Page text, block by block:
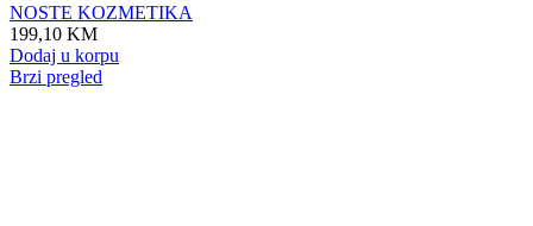
NOSTE KOZMETIKA
199,10 KM
Dodaj u korpu
Brzi pregled